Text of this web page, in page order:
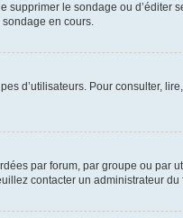
supprimer le sondage ou
en cours.
d’utilisateurs. Pour consulter,
par forum, par groupe ou
contacter un administrateur du